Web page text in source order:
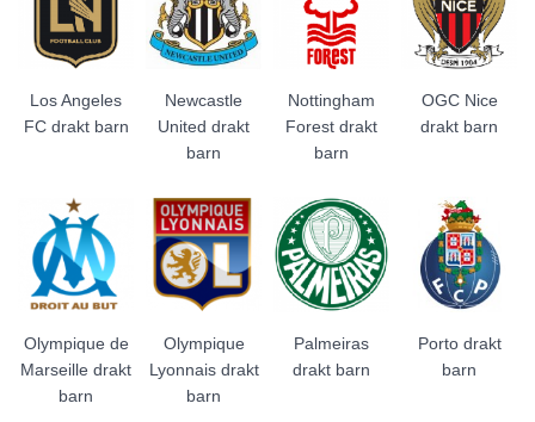
Los Angeles
FC drakt barn
Newcastle
United drakt
barn
Nottingham
Forest drakt
barn
OGC Nice
drakt barn
Olympique de
Marseille drakt
barn
Olympique
Lyonnais drakt
barn
Palmeiras
drakt barn
Porto drakt
barn